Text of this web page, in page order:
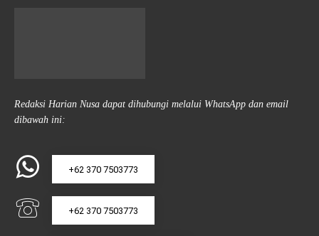
Redaksi Harian Nusa dapat dihubungi melalui WhatsApp dan email
dibawah ini:
+62 370 7503773
+62 370 7503773